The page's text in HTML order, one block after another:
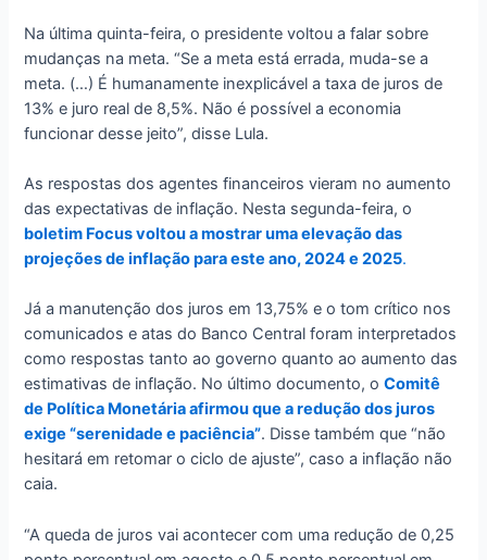
Na última quinta-feira, o presidente voltou a falar sobre
mudanças na meta. “Se a meta está errada, muda-se a
meta. (…) É humanamente inexplicável a taxa de juros de
13% e juro real de 8,5%. Não é possível a economia
funcionar desse jeito”, disse Lula.
As respostas dos agentes financeiros vieram no aumento
das expectativas de inflação. Nesta segunda-feira, o
boletim Focus voltou a mostrar uma elevação das
projeções de inflação para este ano, 2024 e 2025.
Já a manutenção dos juros em 13,75% e o tom crítico nos
comunicados e atas do Banco Central foram interpretados
como respostas tanto ao governo quanto ao aumento das
estimativas de inflação. No último documento, oComitê
de Política Monetária afirmou que a redução dos juros
exige “serenidade e paciência”. Disse também que “não
hesitará em retomar o ciclo de ajuste”, caso a inflação não
caia.
“A queda de juros vai acontecer com uma redução de 0,25